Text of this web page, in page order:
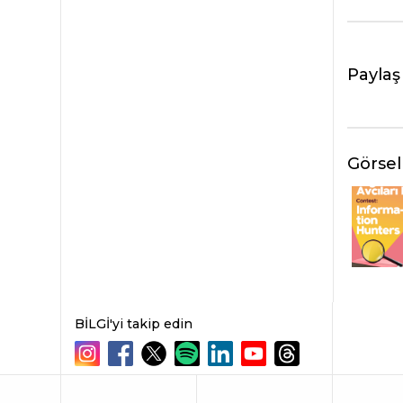
Paylaş
BİLGİ'yi takip edin